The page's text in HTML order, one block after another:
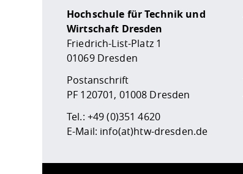
Hochschule für Technik und
Wirtschaft Dresden
Friedrich-List-Platz 1
01069 Dresden
Postanschrift
PF 120701, 01008 Dresden
Tel.: +49 (0)351 4620
E-Mail: info(at)htw-dresden.de